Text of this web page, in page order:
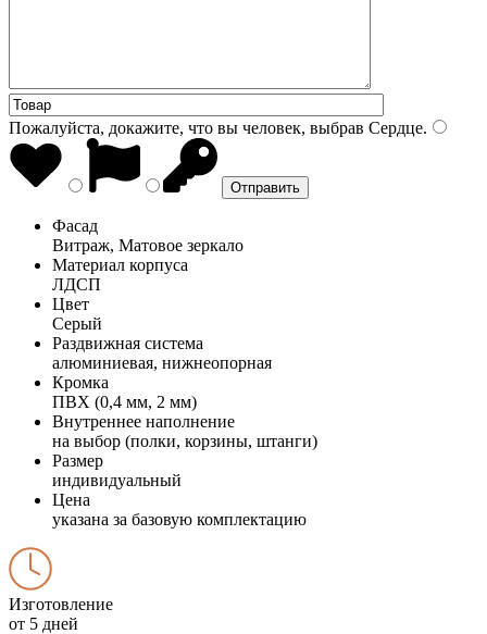
Пожалуйста, докажите, что вы человек, выбрав Сердце.
Фасад
Витраж, Матовое зеркало
Материал корпуса
ЛДСП
Цвет
Серый
Раздвижная система
алюминиевая, нижнеопорная
Кромка
ПВХ (0,4 мм, 2 мм)
Внутреннее наполнение
на выбор (полки, корзины, штанги)
Размер
индивидуальный
Цена
указана за базовую комплектацию
Изготовление
от 5 дней